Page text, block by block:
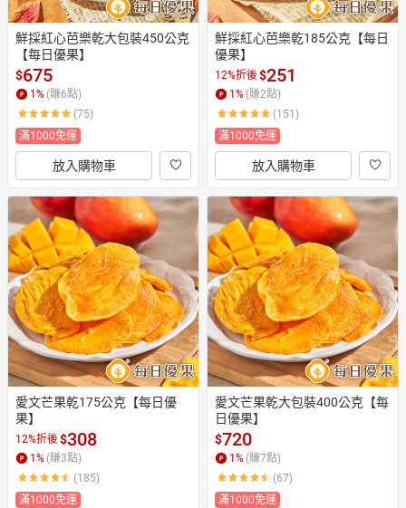
鮮採紅心芭樂乾大包裝450公克
【每日優果】
$675
1 % (賺6點)
(75)
滿1000免運
放入購物車
鮮採紅心芭樂乾185公克【每日
優果】
12%折後$251
1 % (賺2點)
(151)
滿1000免運
放入購物車
愛文芒果乾175公克【每日優
果】
12%折後$308
1 % (賺3點)
(185)
滿1000免運
愛文芒果乾大包裝400公克【每
日優果】
$720
1 % (賺7點)
(67)
滿1000免運